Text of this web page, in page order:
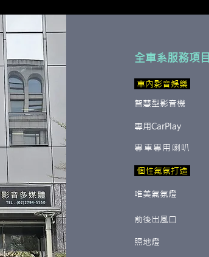
全車系服務項目
​ 車內影音娛樂
智慧型影音機
專用CarPlay
專車專用喇叭
​ 個性氣氛打造
唯美氣氛燈
前後出風口
照地燈